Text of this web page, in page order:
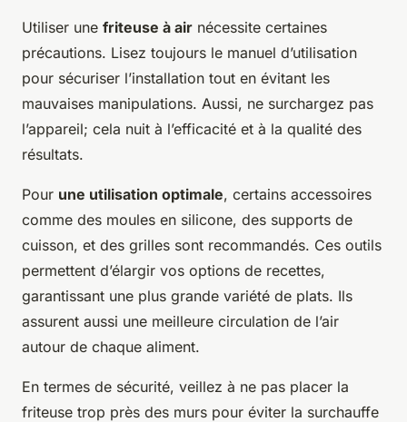
Utiliser une friteuse à air nécessite certaines
précautions. Lisez toujours le manuel d’utilisation
pour sécuriser l’installation tout en évitant les
mauvaises manipulations. Aussi, ne surchargez pas
l’appareil; cela nuit à l’efficacité et à la qualité des
résultats.
Pour une utilisation optimale, certains accessoires
comme des moules en silicone, des supports de
cuisson, et des grilles sont recommandés. Ces outils
permettent d’élargir vos options de recettes,
garantissant une plus grande variété de plats. Ils
assurent aussi une meilleure circulation de l’air
autour de chaque aliment.
En termes de sécurité, veillez à ne pas placer la
friteuse trop près des murs pour éviter la surchauffe